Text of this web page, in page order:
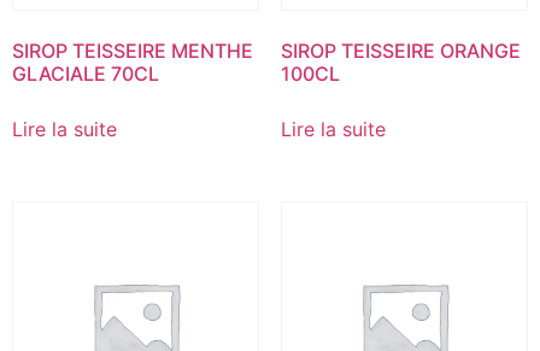
SIROP TEISSEIRE MENTHE
GLACIALE 70CL
Lire la suite
SIROP TEISSEIRE ORANGE
100CL
Lire la suite